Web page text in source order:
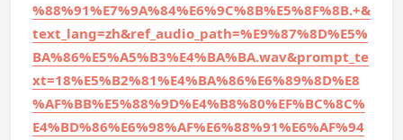
%88%91%E7%9A%84%E6%9C%8B%E5%8F%8B.+&
text_lang=zh&ref_audio_path=%E9%87%8D%E5%
BA%86%E5%A5%B3%E4%BA%BA.wav&prompt_te
xt=18%E5%B2%81%E4%BA%86%E6%89%8D%E8
%AF%BB%E5%88%9D%E4%B8%80%EF%BC%8C%
E4%BD%86%E6%98%AF%E6%88%91%E6%AF%94